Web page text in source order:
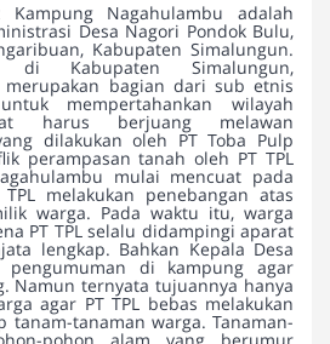
Kampung Nagahulambu adalah
Desa Nagori Pondok Bulu,
Kabupaten Simalungun.
di Kabupaten Simalungun,
merupakan bagian dari sub etnis
mempertahankan wilayah
harus berjuang melawan
dilakukan oleh PT Toba Pulp
perampasan tanah oleh PT TPL
mulai mencuat pada
melakukan penebangan atas
warga. Pada waktu itu, warga
PT TPL selalu didampingi aparat
lengkap. Bahkan Kepala Desa
di kampung agar
Namun ternyata tujuannya hanya
agar PT TPL bebas melakukan
tanam-tanaman warga. Tanaman-